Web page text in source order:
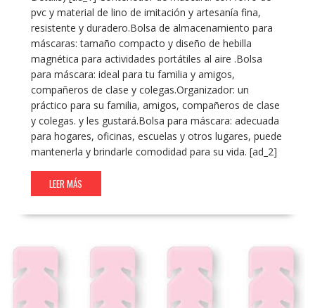
pvc y material de lino de imitación y artesanía fina,
resistente y duradero.Bolsa de almacenamiento para
máscaras: tamaño compacto y diseño de hebilla
magnética para actividades portátiles al aire .Bolsa
para máscara: ideal para tu familia y amigos,
compañeros de clase y colegas.Organizador: un
práctico para su familia, amigos, compañeros de clase
y colegas. y les gustará.Bolsa para máscara: adecuada
para hogares, oficinas, escuelas y otros lugares, puede
mantenerla y brindarle comodidad para su vida. [ad_2]
LEER MÁS